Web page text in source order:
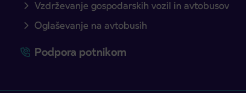
Vzdrževanje gospodarskih vozil in avtobusov
Oglaševanje na avtobusih
Podpora potnikom